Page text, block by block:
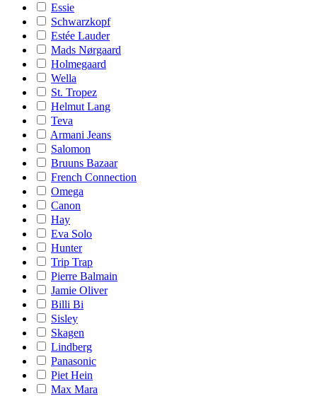
Essie
Schwarzkopf
Estée Lauder
Mads Nørgaard
Holmegaard
Wella
St. Tropez
Helmut Lang
Teva
Armani Jeans
Salomon
Bruuns Bazaar
French Connection
Omega
Canon
Hay
Eva Solo
Hunter
Trip Trap
Pierre Balmain
Jamie Oliver
Billi Bi
Sisley
Skagen
Lindberg
Panasonic
Piet Hein
Max Mara